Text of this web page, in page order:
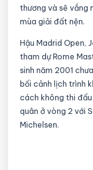
thương và sẽ vắng
mùa giải đất nện.
Hậu Madrid Open,
tham dự Rome
sinh năm 2001
bối cảnh lịch trình
cách không thi
quân ở vòng 2 với
Michelsen.